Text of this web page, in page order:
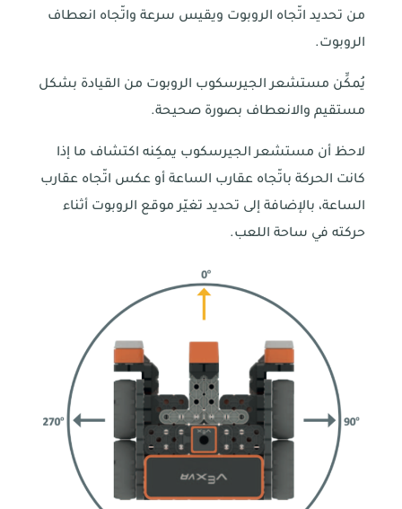
من تحديد اتّجاه الروبوت ويقيس سرعة واتّجاه انعطاف
الروبوت.
يُمكِّن مستشعر الجيرسكوب الروبوت من القيادة بشكل
مستقيم والانعطاف بصورة صحيحة.
لاحظ أن مستشعر الجيرسكوب يمكِنه اكتشاف ما إذا
كانت الحركة باتّجاه عقارب الساعة أو عكس اتّجاه عقارب
الساعة، بالإضافة إلى تحديد تغيّر موقع الروبوت أثناء
حركته في ساحة اللعب.